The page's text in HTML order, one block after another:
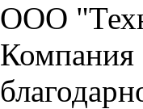
ООО
Компания